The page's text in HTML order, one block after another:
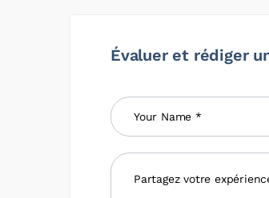
Évaluer et rédiger